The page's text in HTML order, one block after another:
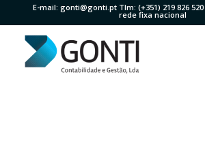
E-mail: gonti@gonti.ptTlm: (+351) 219 826 520
rede fixa nacional